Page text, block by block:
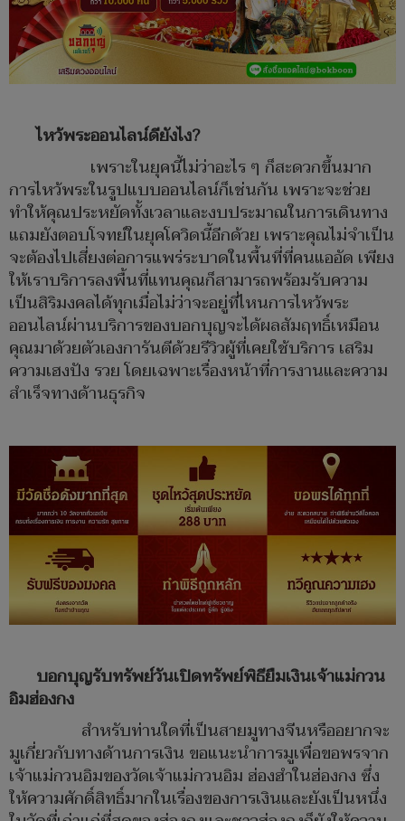
ไหว้พระออนไลน์ดียังไง?
เพราะในยุคนี้ไม่ว่าอะไร ๆ ก็สะดวกขึ้นมาก
การไหว้พระในรูปแบบออนไลน์ก็เช่นกัน เพราะจะช่วย
ทำให้คุณประหยัดทั้งเวลาและงบประมาณในการเดินทาง
แถมยังตอบโจทย์ในยุคโควิดนี้อีกด้วย เพราะคุณไม่จำเป็น
จะต้องไปเสี่ยงต่อการแพร่ระบาดในพื้นที่ที่คนแออัด เพียง
ให้เราบริการลงพื้นที่แทนคุณก็สามารถพร้อมรับความ
เป็นสิริมงคลได้ทุกเมื่อไม่ว่าจะอยู่ที่ไหนการไหว้พระ
ออนไลน์ผ่านบริการของบอกบุญจะได้ผลสัมฤทธิ์เหมือน
คุณมาด้วยตัวเองการันตีด้วยรีวิวผู้ที่เคยใช้บริการ เสริม
ความเฮงปัง รวย โดยเฉพาะเรื่องหน้าที่การงานและความ
สำเร็จทางด้านธุรกิจ
บอกบุญรับทรัพย์วันเปิดทรัพย์พิธียืมเงินเจ้าแม่กวน
อิมฮ่องกง
สำหรับท่านใดที่เป็นสายมูทางจีนหรืออยากจะ
มูเกี่ยวกับทางด้านการเงิน ขอแนะนำการมูเพื่อขอพรจาก
เจ้าแม่กวนอิมของวัดเจ้าแม่กวนอิม ฮ่องฮำในฮ่องกง ซึ่ง
ให้ความศักดิ์สิทธิ์มากในเรื่องของการเงินและยังเป็นหนึ่ง